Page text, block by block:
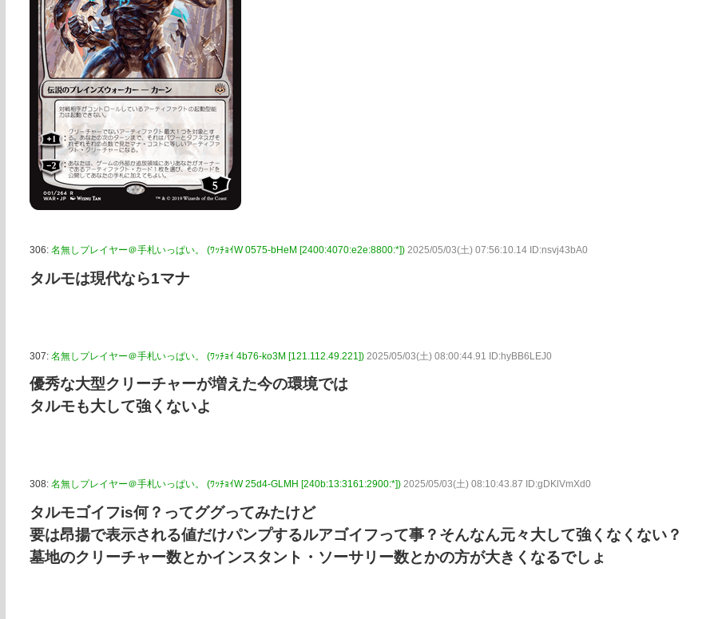
306: 名無しプレイヤー＠手札いっぱい。 (ﾜｯﾁｮｲW 0575-bHeM [2400:4070:e2e:8800:*]) 2025/05/03(土) 07:56:10.14 ID:nsvj43bA0
タルモは現代なら1マナ
307: 名無しプレイヤー＠手札いっぱい。 (ﾜｯﾁｮｲ 4b76-ko3M [121.112.49.221]) 2025/05/03(土) 08:00:44.91 ID:hyBB6LEJ0
優秀な大型クリーチャーが増えた今の環境では
タルモも大して強くないよ
308: 名無しプレイヤー＠手札いっぱい。 (ﾜｯﾁｮｲW 25d4-GLMH [240b:13:3161:2900:*]) 2025/05/03(土) 08:10:43.87 ID:gDKlVmXd0
タルモゴイフis何？ってググってみたけど
要は昂揚で表示される値だけパンプするルアゴイフって事？そんなん元々大して強くなくない？
墓地のクリーチャー数とかインスタント・ソーサリー数とかの方が大きくなるでしょ